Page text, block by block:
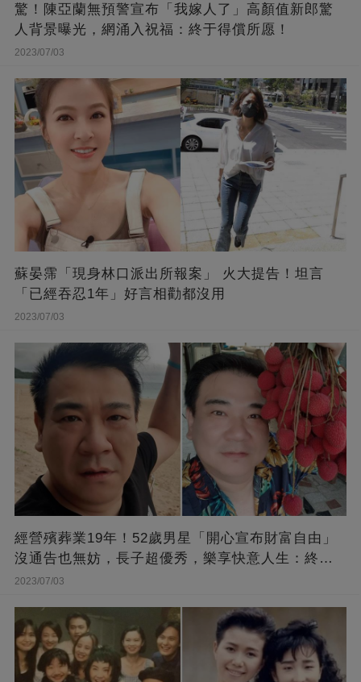
驚！陳亞蘭無預警宣布「我嫁人了」高顏值新郎驚
人背景曝光，網涌入祝福：終于得償所愿！
2023/07/03
蘇晏霈「現身林口派出所報案」 火大提告！坦言
「已經吞忍1年」好言相勸都沒用
2023/07/03
經營殯葬業19年！52歲男星「開心宣布財富自由」
沒通告也無妨，長子超優秀，樂享快意人生：終于
能遊山玩水！
2023/07/03